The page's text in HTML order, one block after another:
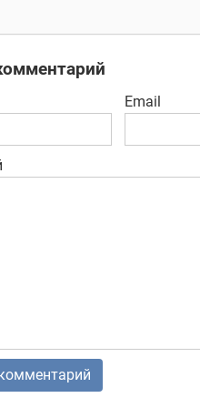
Email